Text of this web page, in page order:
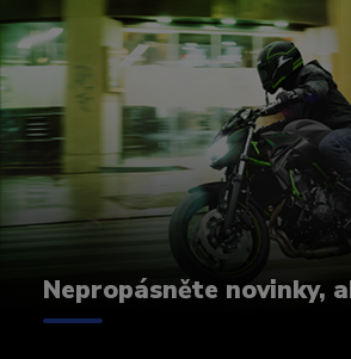
Nepropásněte novinky,